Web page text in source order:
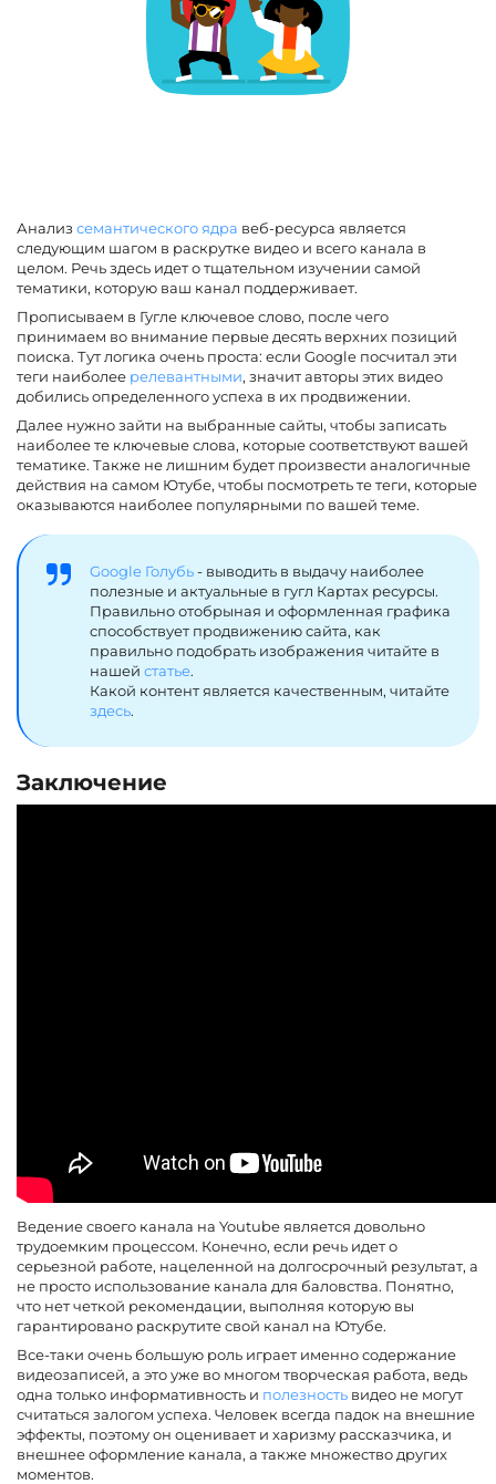
Анализ семантического ядра веб-ресурса является
следующим шагом в раскрутке видео и всего канала в
целом. Речь здесь идет о тщательном изучении самой
тематики, которую ваш канал поддерживает.
Прописываем в Гугле ключевое слово, после чего
принимаем во внимание первые десять верхних позиций
поиска. Тут логика очень проста: если Google посчитал эти
теги наиболее релевантными, значит авторы этих видео
добились определенного успеха в их продвижении.
Далее нужно зайти на выбранные сайты, чтобы записать
наиболее те ключевые слова, которые соответствуют вашей
тематике. Также не лишним будет произвести аналогичные
действия на самом Ютубе, чтобы посмотреть те теги, которые
оказываются наиболее популярными по вашей теме.
Google Голубь- выводить в выдачу наиболее
полезные и актуальные в гугл Картах ресурсы.
Правильно отобрыная и оформленная графика
способствует продвижению сайта, как
правильно подобрать изображения читайте в
нашей статье.
Какой контент является качественным, читайте
здесь.
Заключение
Ведение своего канала на Youtube является довольно
трудоемким процессом. Конечно, если речь идет о
серьезной работе, нацеленной на долгосрочный результат, а
не просто использование канала для баловства. Понятно,
что нет четкой рекомендации, выполняя которую вы
гарантировано раскрутите свой канал на Ютубе.
Все-таки очень большую роль играет именно содержание
видеозаписей, а это уже во многом творческая работа, ведь
одна только информативность и полезность видео не могут
считаться залогом успеха. Человек всегда падок на внешние
эффекты, поэтому он оценивает и харизму рассказчика, и
внешнее оформление канала, а также множество других
моментов.